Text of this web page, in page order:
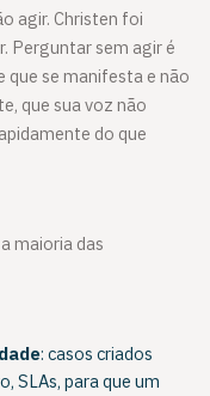
agir. Christen foi
Perguntar sem agir é
que se manifesta e não
que sua voz não
do que
maioria das
: casos criados
SLAs, para que um